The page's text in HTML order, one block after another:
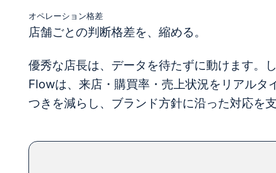
オペレーション格差
優秀な店長は、データを待たずに動けます。
Flowは、来店・購買率・売上状況をリアルタ
つきを減らし、ブランド方針に沿った対応を支